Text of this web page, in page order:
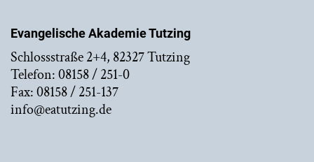
Evangelische Akademie Tutzing
Schlossstraße 2+4, 82327 Tutzing
Telefon: 08158 / 251-0
Fax: 08158 / 251-137
info@eatutzing.de